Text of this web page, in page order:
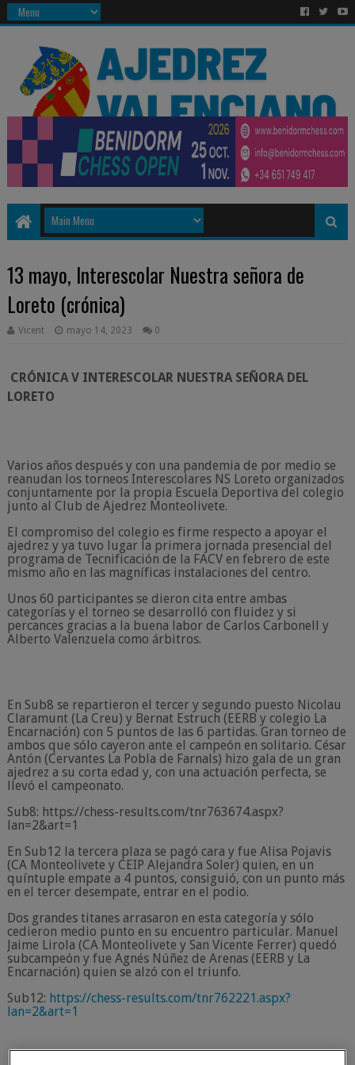
13 mayo, Interescolar Nuestra señora de
Loreto (crónica)
Vicent mayo 14, 2023 0
CRÓNICA V INTERESCOLAR NUESTRA SEÑORA DEL
LORETO
Varios años después y con una pandemia de por medio se
reanudan los torneos Interescolares NS Loreto organizados
conjuntamente por la propia Escuela Deportiva del colegio
junto al Club de Ajedrez Monteolivete.
El compromiso del colegio es firme respecto a apoyar el
ajedrez y ya tuvo lugar la primera jornada presencial del
programa de Tecnificación de la FACV en febrero de este
mismo año en las magníficas instalaciones del centro.
Unos 60 participantes se dieron cita entre ambas
categorías y el torneo se desarrolló con fluidez y si
percances gracias a la buena labor de Carlos Carbonell y
Alberto Valenzuela como árbitros.
En Sub8 se repartieron el tercer y segundo puesto Nicolau
Claramunt (La Creu) y Bernat Estruch (EERB y colegio La
Encarnación) con 5 puntos de las 6 partidas. Gran torneo de
ambos que sólo cayeron ante el campeón en solitario. César
Antón (Cervantes La Pobla de Farnals) hizo gala de un gran
ajedrez a su corta edad y, con una actuación perfecta, se
llevó el campeonato.
Sub8: https://chess-results.com/tnr763674.aspx?
lan=2&art=1
En Sub12 la tercera plaza se pagó cara y fue Alisa Pojavis
(CA Monteolivete y CEIP Alejandra Soler) quien, en un
quíntuple empate a 4 puntos, consiguió, con un punto más
en el tercer desempate, entrar en el podio.
Dos grandes titanes arrasaron en esta categoría y sólo
cedieron medio punto en su encuentro particular. Manuel
Jaime Lirola (CA Monteolivete y San Vicente Ferrer) quedó
subcampeón y fue Agnés Núñez de Arenas (EERB y La
Encarnación) quien se alzó con el triunfo.
Sub12: https://chess-results.com/tnr762221.aspx?
lan=2&art=1